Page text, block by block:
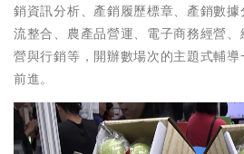
銷資訊分析、產銷履歷標章、產銷數
流整合、農產品營運、電子商務經營
營與行銷等，開辦數場次的主題式輔
前進。